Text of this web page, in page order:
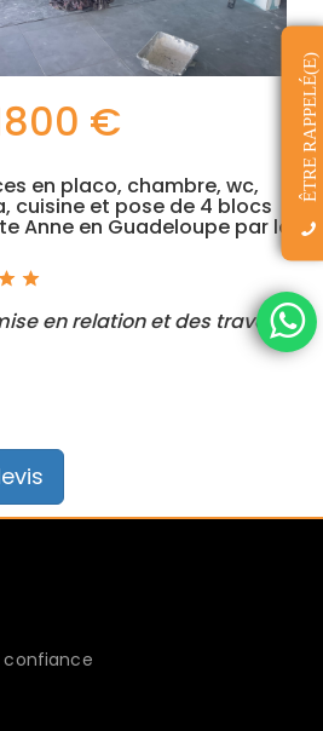
€
en placo, chambre, wc,
cuisine et pose de 4 blocs
Anne en Guadeloupe par la
en relation et des travaux,
confiance
ÊTRE RAPPELÉ(E)